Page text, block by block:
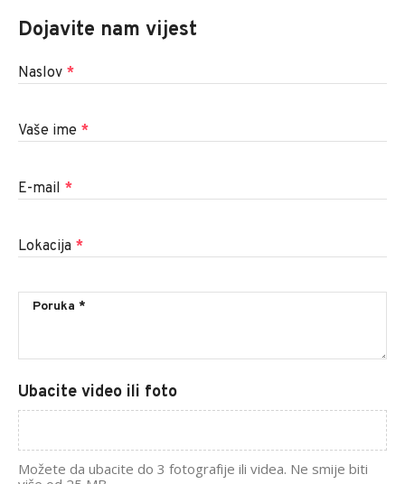
Dojavite nam vijest
Naslov *
Vaše ime *
E-mail *
Lokacija *
Ubacite video ili foto
Možete da ubacite do 3 fotografije ili videa. Ne smije biti